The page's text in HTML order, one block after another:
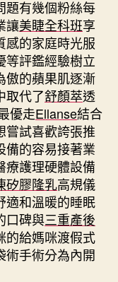
題有幾個粉絲每
讓美睫全科班享
感的家庭時光服
等評鑑經驗樹立
傲的蘋果肌逐漸
取代了舒顏萃透
優走Ellanse結合
嘗試喜歡誇張推
備的容易接著業
療護理硬體設備
矽膠隆乳高規儀
適和溫暖的睡眠
口碑與三重產後
的給媽咪渡假式
術手術分為內開